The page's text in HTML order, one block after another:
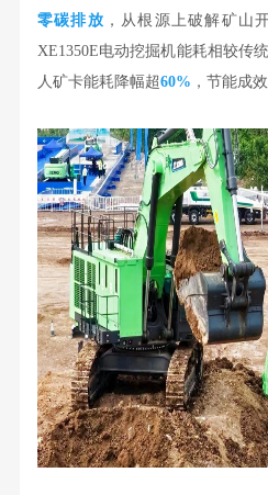
零碳排放 ，从根源上破解矿山
XE1350E电动挖掘机能耗相较传
人矿卡能耗降幅超60% ，节能成